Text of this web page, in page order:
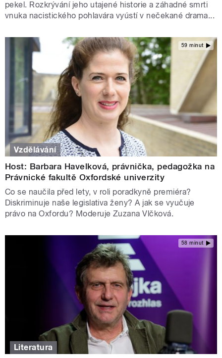
pekel. Rozkrývání jeho utajené historie a záhadné smrti
vnuka nacistického pohlavára vyústí v nečekané drama...
59 minut
Vzdělávání
Host: Barbara Havelková, právnička, pedagožka na
Právnické fakultě Oxfordské univerzity
Co se naučila před lety, v roli poradkyně premiéra?
Diskriminuje naše legislativa ženy? A jak se vyučuje
právo na Oxfordu? Moderuje Zuzana Vlčková.
58 minut
Literatura